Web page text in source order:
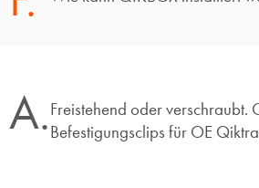
A.Freistehend oder verschraubt.
Befestigungsclips für OE